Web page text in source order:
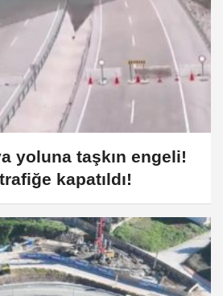
yoluna taşkın engeli!
kapatıldı!